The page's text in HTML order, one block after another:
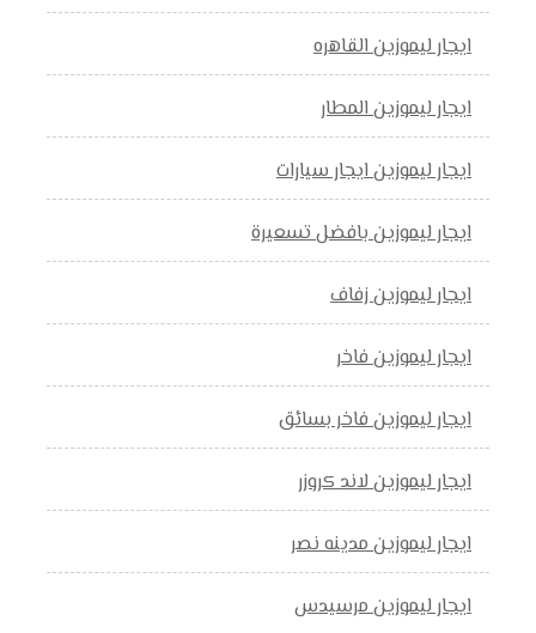
ايجار ليموزين القاهره
ايجار ليموزين المطار
ايجار ليموزين ايجار سيارات
ايجار ليموزين بافضل تسعيرة
ايجار ليموزين زفاف
ايجار ليموزين فاخر
ايجار ليموزين فاخر بسائق
ايجار ليموزين لاند كروزر
ايجار ليموزين مدينه نصر
ايجار ليموزين مرسيدس